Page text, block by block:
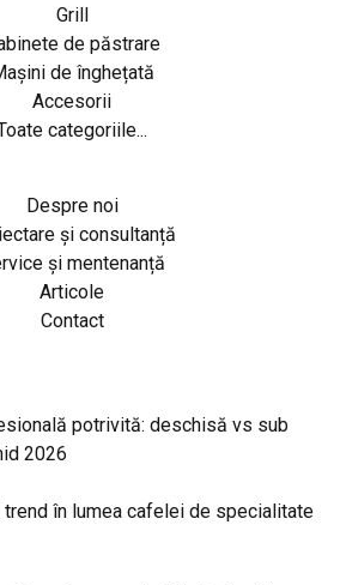
Grill
de păstrare
de înghețată
Accesorii
categoriile...
Despre noi
și consultanță
și mentenanță
Articole
Contact
potrivită: deschisă vs sub
2026
în lumea cafelei de specialitate